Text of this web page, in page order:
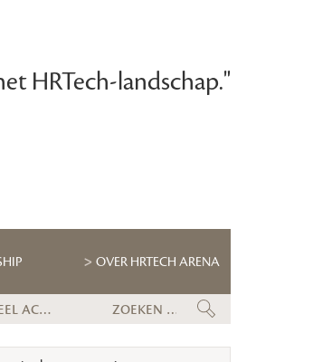
HRTech-landschap."
OVER HRTECH ARENA
Digitalisering & AI cruciaal voor Talentstrategie kabinet. Skills-gerichte arbeidsmarkt onderdeel actieplan. Wet loontransparantie: dit